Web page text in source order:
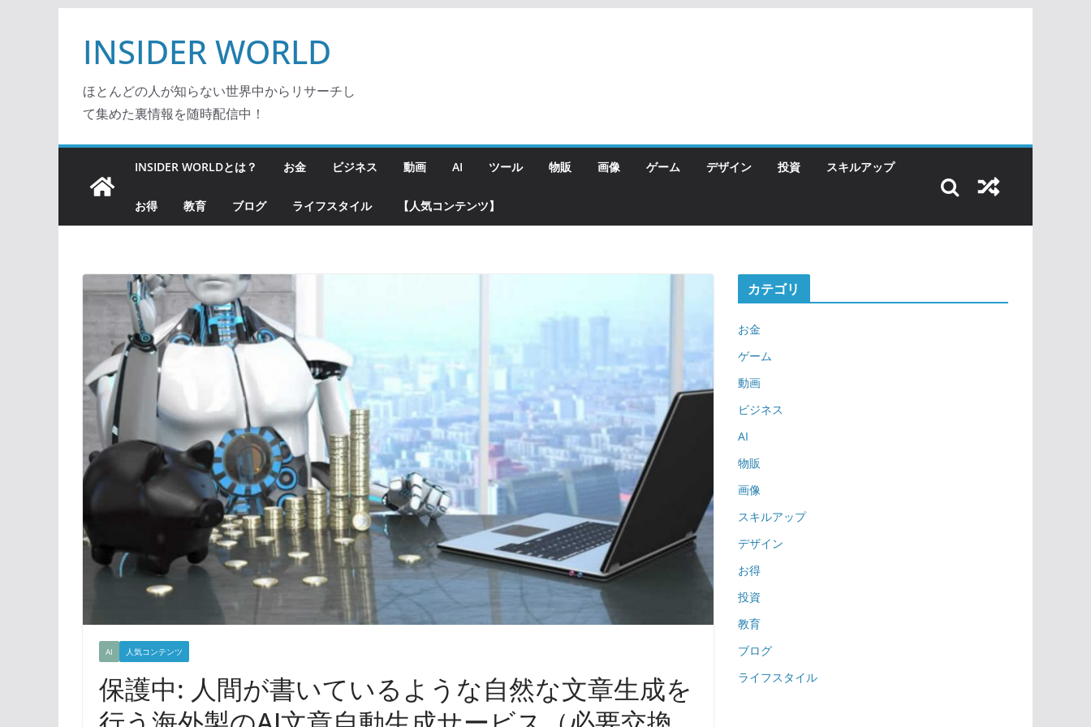
プ
INSIDER WORLD
ほとんどの人が知らない世界中からリサーチし
て集めた裏情報を随時配信中！
INSIDER WORLDとは？ お金 ビジネス 動画 AI ツール 物販 画像 ゲーム デザイン 投資 スキルアップ
お得 教育 ブログ ライフスタイル 【人気コンテンツ】
AI 人気コンテンツ
保護中: 人間が書いているような自然な文章生成を
カテゴリ
お金
ゲーム
動画
ビジネス
AI
物販
画像
スキルアップ
デザイン
お得
投資
教育
ブログ
ライフスタイル